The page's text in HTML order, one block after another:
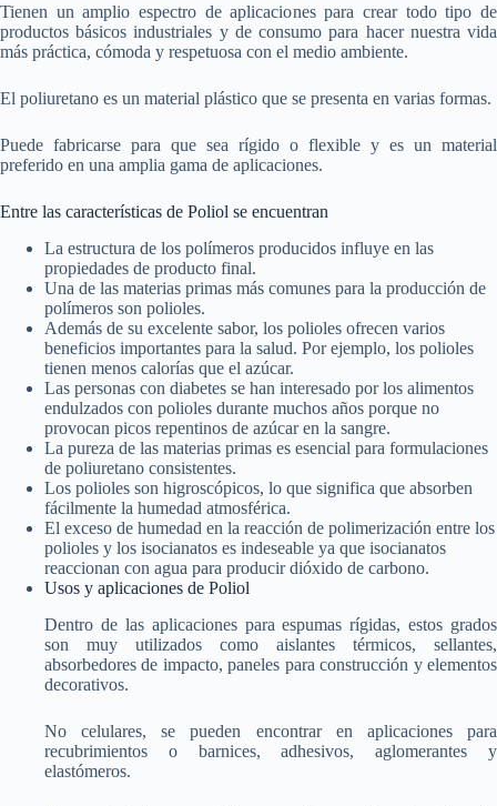
Tienen un amplio espectro de aplicaciones para crear todo tipo de
productos básicos industriales y de consumo para hacer nuestra vida
más práctica, cómoda y respetuosa con el medio ambiente.
El poliuretano es un material plástico que se presenta en varias formas.
Puede fabricarse para que sea rígido o flexible y es un material
preferido en una amplia gama de aplicaciones.
Entre las características de Poliol se encuentran
La estructura de los polímeros producidos influye en las
propiedades de producto final.
Una de las materias primas más comunes para la producción de
polímeros son polioles.
Además de su excelente sabor, los polioles ofrecen varios
beneficios importantes para la salud. Por ejemplo, los polioles
tienen menos calorías que el azúcar.
Las personas con diabetes se han interesado por los alimentos
endulzados con polioles durante muchos años porque no
provocan picos repentinos de azúcar en la sangre.
La pureza de las materias primas es esencial para formulaciones
de poliuretano consistentes.
Los polioles son higroscópicos, lo que significa que absorben
fácilmente la humedad atmosférica.
El exceso de humedad en la reacción de polimerización entre los
polioles y los isocianatos es indeseable ya que isocianatos
reaccionan con agua para producir dióxido de carbono.
Usos y aplicaciones de Poliol
Dentro de las aplicaciones para espumas rígidas, estos grados
son muy utilizados como aislantes térmicos, sellantes,
absorbedores de impacto, paneles para construcción y elementos
decorativos.
No celulares, se pueden encontrar en aplicaciones para
recubrimientos o barnices, adhesivos, aglomerantes y
elastómeros.